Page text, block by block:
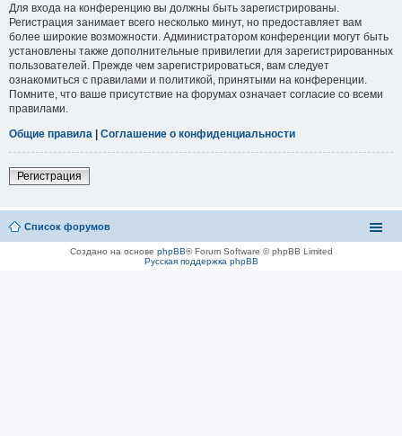
Для входа на конференцию вы должны быть зарегистрированы.
Регистрация занимает всего несколько минут, но предоставляет вам
более широкие возможности. Администратором конференции могут быть
установлены также дополнительные привилегии для зарегистрированных
пользователей. Прежде чем зарегистрироваться, вам следует
ознакомиться с правилами и политикой, принятыми на конференции.
Помните, что ваше присутствие на форумах означает согласие со всеми
правилами.
Общие правила | Соглашение о конфиденциальности
Регистрация
Список форумов
Создано на основе phpBB® Forum Software © phpBB Limited
Русская поддержка phpBB